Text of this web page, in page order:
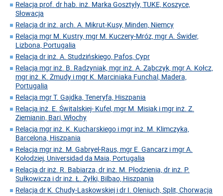
Relacja prof. dr hab. inż. Marka Gosztyły, TUKE, Koszyce,
Słowacja
Relacja dr inż. arch. A. Mikrut-Kusy, Minden, Niemcy
Relacja mgr M. Kustry, mgr M. Kuczery-Mróz, mgr A. Świder,
Lizbona, Portugalia
Relacja dr inż. A. Studzińskiego, Pafos, Cypr
Relacja mgr inż. B. Radzyniak, mgr inż. A. Ząbczyk, mgr A. Kołcz,
mgr inż. K. Żmudy i mgr K. Marciniaka Funchal, Madera,
Portugalia
Relacja mgr T. Gajdka, Teneryfa, Hiszpania
Relacja inż. E. Świtalskiej- Kufel, mgr M. Misiak i mgr inż. Z.
Ziemianin, Bari, Włochy
Relacja mgr inż. K. Kucharskiego i mgr inż. M. Klimczyka,
Barcelona, Hiszpania
Relacja mgr inż. M. Gabryel-Raus, mgr E. Gancarz i mgr A.
Kołodziej, Universidad da Maia, Portugalia
Relacja dr inż. R. Babiarza, dr inż. M. Płodzienia, dr inż. P.
Sułkowicza i dr inż. Ł. Żyłki, Bilbao, Hiszpania
Relacja dr K. Chudy-Laskowskiej i dr I. Oleniuch, Split, Chorwacja